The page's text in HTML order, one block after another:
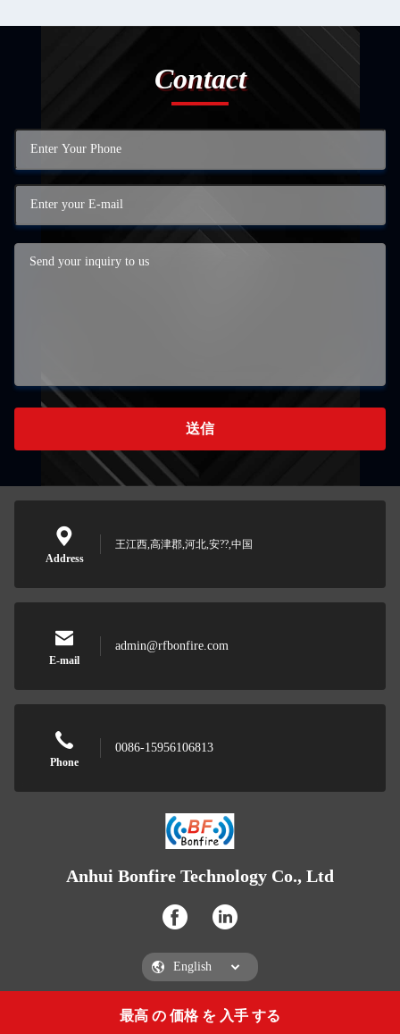
最高 の 価格 を 入手 する
Contact
送信
Address
王江西,高津郡,河北,安??,中国
E-mail
admin@rfbonfire.com
Phone
0086-15956106813
Anhui Bonfire Technology Co., Ltd
Anhui Bonfire Technology Co., LtdGet a Quote